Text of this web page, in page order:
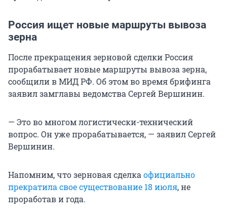
Россия ищет новые маршруты вывоза
зерна
После прекращения зерновой сделки Россия
прорабатывает новые маршруты вывоза зерна,
сообщили в МИД РФ. Об этом во время брифинга
заявил замглавы ведомства Сергей Вершинин.
— Это во многом логистически-технический
вопрос. Он уже прорабатывается, — заявил Сергей
Вершинин.
Напомним, что зерновая сделкаофициально
прекратила свое существование 18 июля, не
проработав и года.